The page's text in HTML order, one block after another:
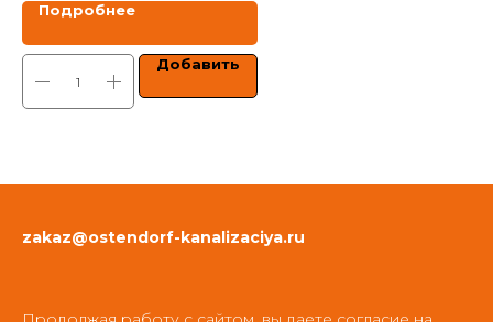
Подробнее
Добавить
zakaz@ostendorf-kanalizaciya.ru